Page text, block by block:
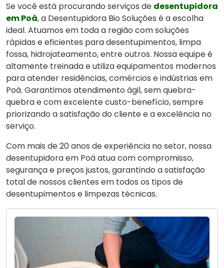
Se você está procurando serviços de desentupidora
em Poá, a Desentupidora Bio Soluções é a escolha
ideal. Atuamos em toda a região com soluções
rápidas e eficientes para desentupimentos, limpa
fossa, hidrojateamento, entre outros. Nossa equipe é
altamente treinada e utiliza equipamentos modernos
para atender residências, comércios e indústrias em
Poá. Garantimos atendimento ágil, sem quebra-
quebra e com excelente custo-benefício, sempre
priorizando a satisfação do cliente e a excelência no
serviço.
Com mais de 20 anos de experiência no setor, nossa
desentupidora em Poá atua com compromisso,
segurança e preços justos, garantindo a satisfação
total de nossos clientes em todos os tipos de
desentupimentos e limpezas técnicas.